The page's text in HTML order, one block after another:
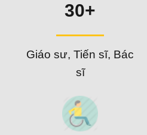
30+
Giáo sư, Tiến sĩ, Bác
sĩ